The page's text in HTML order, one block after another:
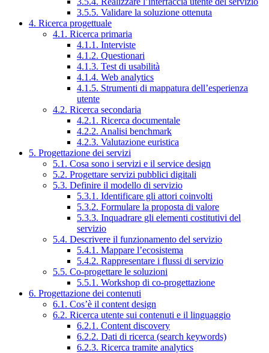
3.5.5. Validare la soluzione ottenuta
4. Ricerca progettuale
4.1. Ricerca primaria
4.1.1. Interviste
4.1.2. Questionari
4.1.3. Test di usabilità
4.1.4. Web analytics
4.1.5. Strumenti di mappatura dell’esperienza
utente
4.2. Ricerca secondaria
4.2.1. Ricerca documentale
4.2.2. Analisi benchmark
4.2.3. Valutazione euristica
5. Progettazione dei servizi
5.1. Cosa sono i servizi e il service design
5.2. Progettare servizi pubblici digitali
5.3. Definire il modello di servizio
5.3.1. Identificare gli attori coinvolti
5.3.2. Formulare la proposta di valore
5.3.3. Inquadrare gli elementi costitutivi del
servizio
5.4. Descrivere il funzionamento del servizio
5.4.1. Mappare l’ecosistema
5.4.2. Rappresentare i flussi di servizio
5.5. Co-progettare le soluzioni
5.5.1. Workshop di co-progettazione
6. Progettazione dei contenuti
6.1. Cos’è il content design
6.2. Ricerca utente sui contenuti e il linguaggio
6.2.1. Content discovery
6.2.2. Dati di ricerca (search keywords)
6.2.3. Ricerca tramite analytics